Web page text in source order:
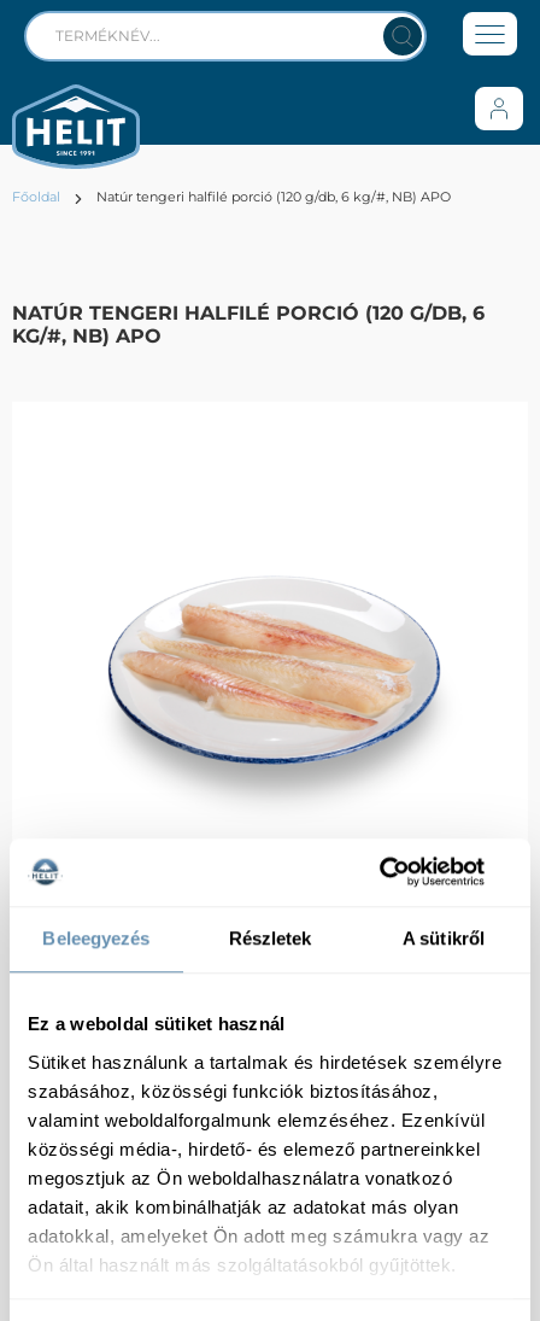
Beleegyezés Részletek A sütikről
Ez a weboldal sütiket használ
Sütiket használunk a tartalmak és hirdetések személyre
szabásához, közösségi funkciók biztosításához,
valamint weboldalforgalmunk elemzéséhez. Ezenkívül
közösségi média-, hirdető- és elemező partnereinkkel
megosztjuk az Ön weboldalhasználatra vonatkozó
adatait, akik kombinálhatják az adatokat más olyan
adatokkal, amelyeket Ön adott meg számukra vagy az
Ön által használt más szolgáltatásokból gyűjtöttek.
Főoldal Natúr tengeri halfilé porció (120 g/db, 6 kg/#, NB) APO
NATÚR TENGERI HALFILÉ PORCIÓ (120 G/DB, 6
KG/#, NB) APO
Gyorsfagyasztott